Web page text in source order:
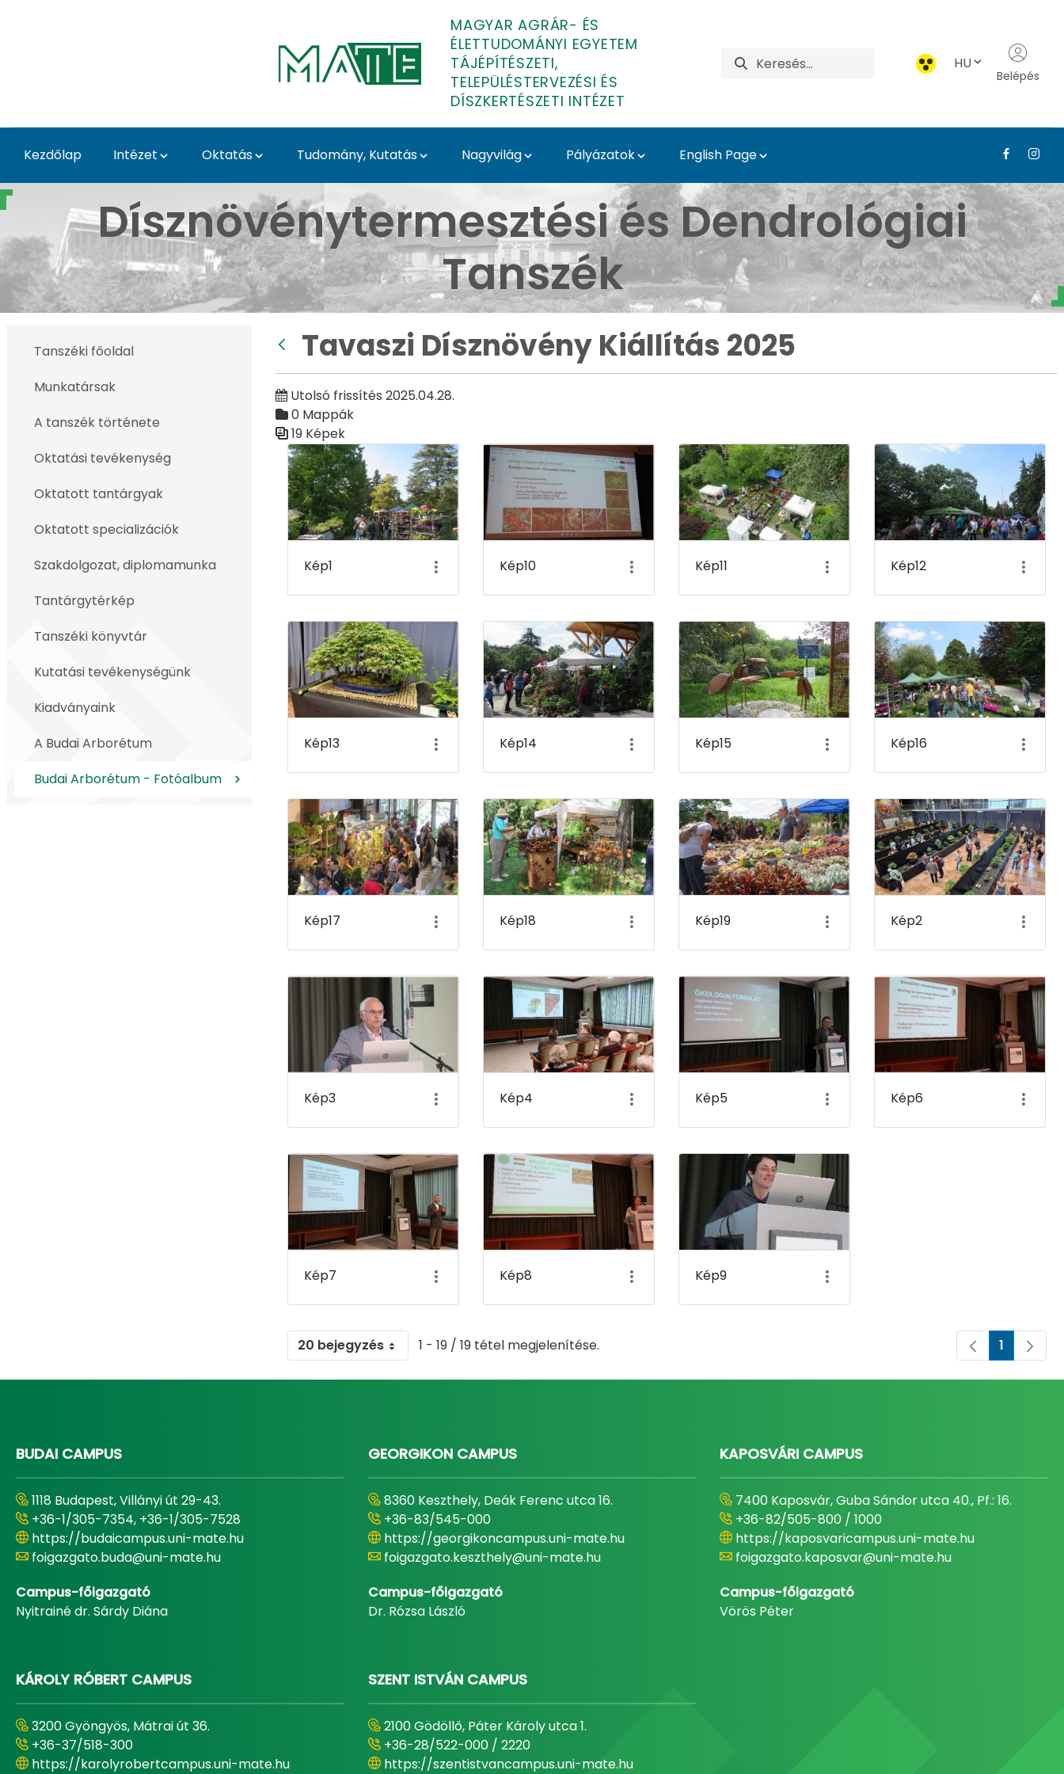
MAGYAR AGRÁR- ÉS
ÉLETTUDOMÁNYI EGYETEM
TÁJÉPÍTÉSZETI,
TELEPÜLÉSTERVEZÉSI ÉS
DÍSZKERTÉSZETI INTÉZET
HU
Belépés
Kezdőlap Intézet Oktatás Tudomány, Kutatás Nagyvilág Pályázatok English Page
Tavaszi Dísznövény Kiállítás 2025 - Budai Arborétum - Médiatár
Dísznövénytermesztési és Dendrológiai
Tanszék
Tanszéki főoldal
Munkatársak
A tanszék története
Oktatási tevékenység
Oktatott tantárgyak
Oktatott specializációk
Szakdolgozat, diplomamunka
Tantárgytérkép
Tanszéki könyvtár
Kutatási tevékenységünk
Kiadványaink
A Budai Arborétum
Budai Arborétum - Fotóalbum
Tavaszi Dísznövény Kiállítás 2025
Utolsó frissítés 2025.04.28.
0 Mappák
19 Képek
Médiatár
Kép1 Kép10 Kép11 Kép12
Kép13 Kép14 Kép15 Kép16
Kép17 Kép18 Kép19 Kép2
Kép3 Kép4 Kép5 Kép6
Kép7 Kép8 Kép9
20 bejegyzés 1 - 19 / 19 tétel megjelenítése. Oldal
1
BUDAI CAMPUS
1118 Budapest, Villányi út 29-43.
+36-1/305-7354, +36-1/305-7528
https://budaicampus.uni-mate.hu
foigazgato.buda@uni-mate.hu
Campus-főigazgató
Nyitrainé dr. Sárdy Diána
GEORGIKON CAMPUS
8360 Keszthely, Deák Ferenc utca 16.
+36-83/545-000
https://georgikoncampus.uni-mate.hu
foigazgato.keszthely@uni-mate.hu
Campus-főigazgató
Dr. Rózsa László
KAPOSVÁRI CAMPUS
7400 Kaposvár, Guba Sándor utca 40., Pf.: 16.
+36-82/505-800 / 1000
https://kaposvaricampus.uni-mate.hu
foigazgato.kaposvar@uni-mate.hu
Campus-főigazgató
Vörös Péter
KÁROLY RÓBERT CAMPUS
3200 Gyöngyös, Mátrai út 36.
+36-37/518-300
https://karolyrobertcampus.uni-mate.hu
SZENT ISTVÁN CAMPUS
2100 Gödöllő, Páter Károly utca 1.
+36-28/522-000 / 2220
https://szentistvancampus.uni-mate.hu